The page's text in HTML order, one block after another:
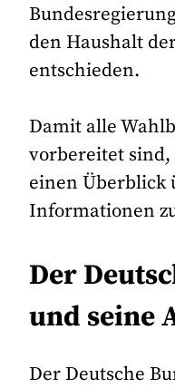
den Haushalt
entschieden.
Damit alle
vorbereitet
einen Überblick
Informationen
Der
und seine
Der Deutsche